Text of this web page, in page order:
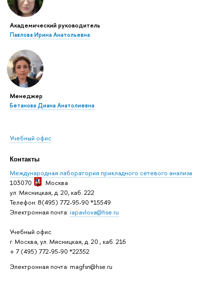
Академический руководитель
Павлова Ирина Анатольевна
Менеджер
Бетанова Диана Анатолиевна
Учебный офис
Контакты
Международная лаборатория прикладного сетевого анализа
103070
Москва
ул. Мясницкая, д. 20, каб. 222
Телефон: 8(495) 772-95-90 *15549
Электронная почта: iapavlova@hse.ru
Учебный офис
. Москва, ул. Мясницкая, д. 20., каб. 216
+ 7 (495) 772-95-90 *22352
Электронная почта: magfsn@hse.ru